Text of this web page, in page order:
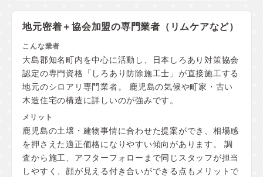
地元密着＋協会加盟の専門業者（リムケアなど）
大島郡知名町内を中心に活動し、日本しろあり対策協会
認定の専門資格「しろあり防除施工士」が直接施工する
地元のシロアリ専門業者。 鹿児島の気候や町家・古い
木造住宅の構造に詳しいのが強みです。
鹿児島の土壌・建物事情に合わせた提案ができ、相場感
を押さえた適正価格になりやすい傾向があります。 調
査から施工、アフターフォローまで同じスタッフが担当
しやすく、顔が見える付き合いができる点もメリットで